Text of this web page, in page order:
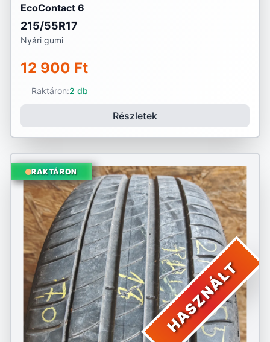
EcoContact 6
215/55R17
Nyári gumi
12 900 Ft
Raktáron:2 db
Részletek
HASZNÁLT
RAKTÁRON